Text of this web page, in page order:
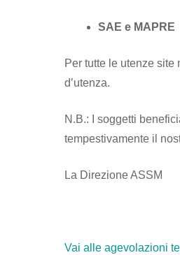
SAE e MAPRE
Per tutte le utenze site
d’utenza.
N.B.: I soggetti
tempestivamente il
La Direzione ASSM
Vai alle agevolazioni